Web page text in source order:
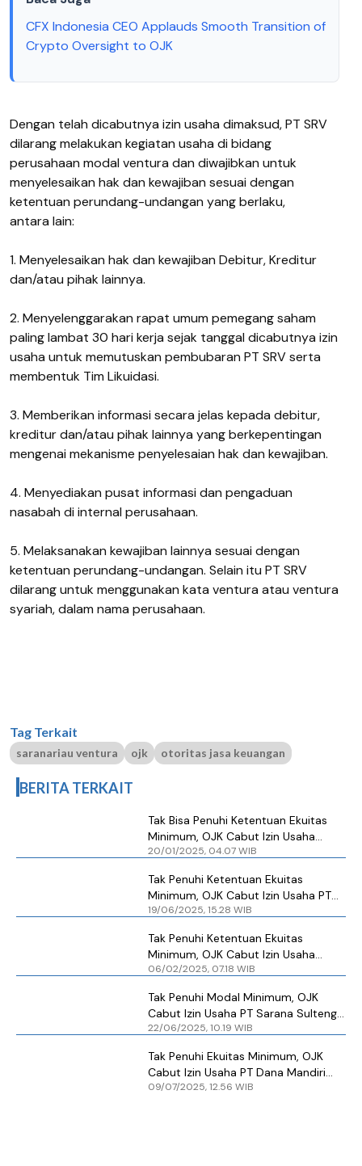
CFX Indonesia CEO Applauds Smooth Transition of
Crypto Oversight to OJK
Dengan telah dicabutnya izin usaha dimaksud, PT SRV
dilarang melakukan kegiatan usaha di bidang
perusahaan modal ventura dan diwajibkan untuk
menyelesaikan hak dan kewajiban sesuai dengan
ketentuan perundang-undangan yang berlaku,
antara lain:
1. Menyelesaikan hak dan kewajiban Debitur, Kreditur
dan/atau pihak lainnya.
2. Menyelenggarakan rapat umum pemegang saham
paling lambat 30 hari kerja sejak tanggal dicabutnya izin
usaha untuk memutuskan pembubaran PT SRV serta
membentuk Tim Likuidasi.
3. Memberikan informasi secara jelas kepada debitur,
kreditur dan/atau pihak lainnya yang berkepentingan
mengenai mekanisme penyelesaian hak dan kewajiban.
4. Menyediakan pusat informasi dan pengaduan
nasabah di internal perusahaan.
5. Melaksanakan kewajiban lainnya sesuai dengan
ketentuan perundang-undangan. Selain itu PT SRV
dilarang untuk menggunakan kata ventura atau ventura
syariah, dalam nama perusahaan.
Tag Terkait
saranariau ventura ojk otoritas jasa keuangan
BERITA TERKAIT
Tak Bisa Penuhi Ketentuan Ekuitas
Minimum, OJK Cabut Izin Usaha
Sarana Riau Ventura
20/01/2025, 04.07 WIB
Tak Penuhi Ketentuan Ekuitas
Minimum, OJK Cabut Izin Usaha PT
Sarana Sulteng Ventura
19/06/2025, 15.28 WIB
Tak Penuhi Ketentuan Ekuitas
Minimum, OJK Cabut Izin Usaha
Sarana Sulut Ventura
06/02/2025, 07.18 WIB
Tak Penuhi Modal Minimum, OJK
Cabut Izin Usaha PT Sarana Sulteng
Ventura
22/06/2025, 10.19 WIB
Tak Penuhi Ekuitas Minimum, OJK
Cabut Izin Usaha PT Dana Mandiri
Sejahtera di Tangerang
09/07/2025, 12.56 WIB